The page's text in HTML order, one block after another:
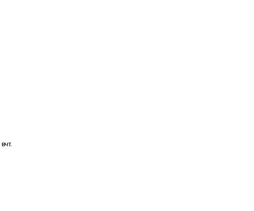
вчт.